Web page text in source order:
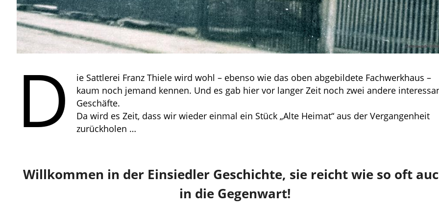
D ie Sattlerei Franz Thiele wird wohl – ebenso wie das oben abgebildete Fachwerkhaus –
kaum noch jemand kennen. Und es gab hier vor langer Zeit noch zwei andere
Geschäfte.
Da wird es Zeit, dass wir wieder einmal ein Stück „Alte Heimat“ aus der Vergangenheit
zurückholen …
Willkommen in der Einsiedler Geschichte, sie reicht wie so oft
in die Gegenwart!